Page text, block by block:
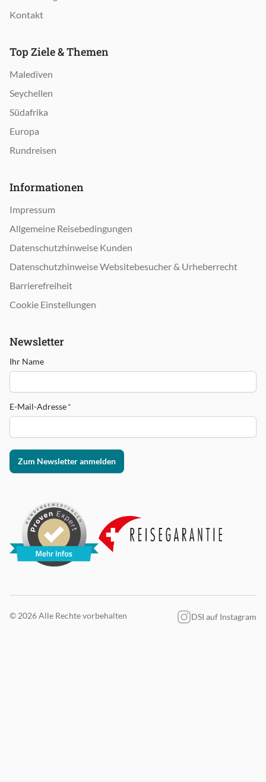
Kontakt
Top Ziele & Themen
Malediven
Seychellen
Südafrika
Europa
Rundreisen
Informationen
Impressum
Allgemeine Reisebedingungen
Datenschutzhinweise Kunden
Datenschutzhinweise Websitebesucher & Urheberrecht
Barrierefreiheit
Cookie Einstellungen
Newsletter
Ihr Name
E-Mail-Adresse*
Zum Newsletter anmelden
© 2026 Alle Rechte vorbehalten DSI auf Instagram